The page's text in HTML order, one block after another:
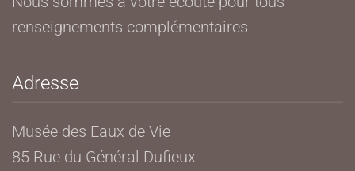
renseignements complémentaires
Adresse
Musée des Eaux de Vie
85 Rue du Général Dufieux